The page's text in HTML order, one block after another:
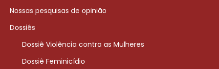
Nossas pesquisas de opinião
Dossiês
Dossiê Violência contra as Mulheres
Dossiê Feminicídio